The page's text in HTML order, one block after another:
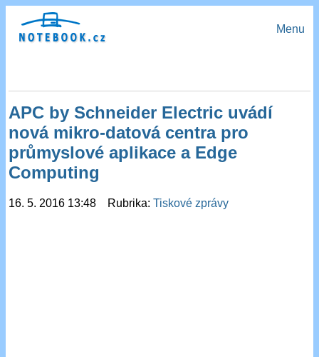
Menu
APC by Schneider Electric uvádí
nová mikro-datová centra pro
průmyslové aplikace a Edge
Computing
16. 5. 2016 13:48 Rubrika:Tiskové zprávy